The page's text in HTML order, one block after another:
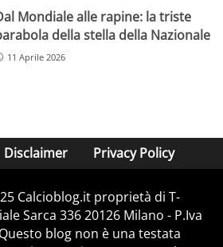
Mondiale alle rapine: la triste
della stella della Nazionale
11 Aprile 2026
Disclaimer Privacy Policy
Calcioblog.it proprietà di T-
Sarca 336 20126 Milano - P.Iva
blog non è una testata